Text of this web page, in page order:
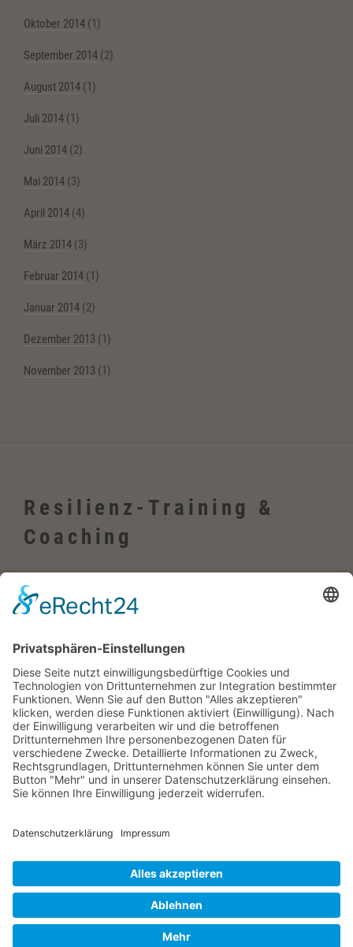
Oktober 2014 (1)
September 2014 (2)
August 2014 (1)
Juli 2014 (1)
Juni 2014 (2)
Mai 2014 (3)
April 2014 (4)
März 2014 (3)
Februar 2014 (1)
Januar 2014 (2)
Dezember 2013 (1)
November 2013 (1)
Resilienz-Training &
Coaching
Wehrheim, Usingen, Neu-Anspach, Schmitten, Bad Homburg,
Friedrichsdorf, Oberursel, im Taunus, Frankfurt, Rhein-Main-Gebiet,
Englisch-Training
Wehrheim im Taunus, Usingen, Neu-Anspach, Schmitten, Bad
Homburg, Friedrichsdorf, Oberursel, im Taunus, Frankfurt, Rhein-
Main-Gebiet, Rosbach, deutschlandweit, in Firmen sowie online
Bettina Bonkas, Coaching + Training | Im Ärmchen 3, D-61273
Wehrheim im Taunus |Contact | Impressum|Data Protection |
Cookie-Settings | Cookie-Einstellungen